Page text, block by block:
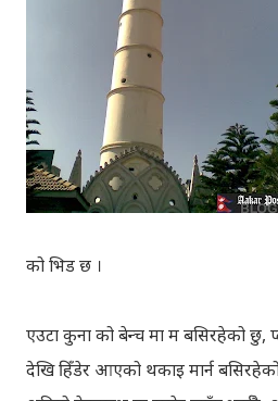
को भिड छ ।
एउटा कुना को बेन्च मा म बसिरहेको छु,
देखि हिँडेर आएको थकाइ मार्न